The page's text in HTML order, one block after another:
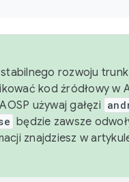
rozwoju
kod źródłowy w
używaj gałęzi
będzie zawsze
znajdziesz w